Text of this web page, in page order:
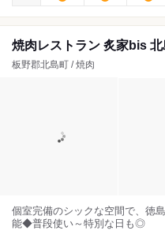
焼肉レストラン 炙家bis 北
板野郡北島町 / 焼肉
個室完備のシックな空間で、徳
能◆普段使い～特別な日も◎